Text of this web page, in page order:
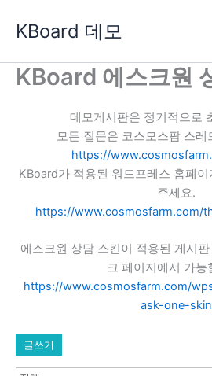
로
KBoard 데모
KBoard 에스크원
데모게시판은 정기적으로
모든 질문은 코스모스팜 스레
https://
KBoard가 적용된 워드프레스 홈페
주세요.
https://www.cosmosfarm.com/
에스크원 상담 스킨이 적용된 게시
크 페이지에서 가능
https://www.cosmosfarm.com/
ask-one-skin
글쓰기